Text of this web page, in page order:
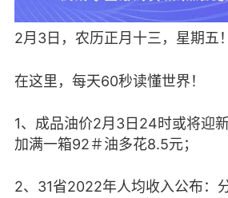
爆汗熊 卡卡动能素 无
美业357 芯诗妍
每次200金币
脂
卡卡动能素
皇斯普
2月3日，农历正月十三，星期五！
在这里，每天60秒读懂世界！
1、成品油价2月3日24时或将迎
加满一箱92＃油多花8.5元；
2、31省2022年人均收入公布：